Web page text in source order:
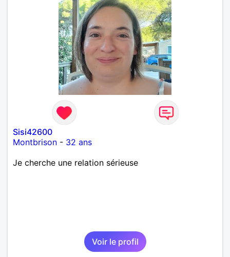
Sisi42600
Montbrison - 32 ans
Je cherche une relation sérieuse
Voir le profil